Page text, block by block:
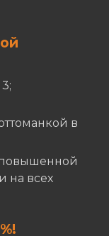
в
повышенной
на всех